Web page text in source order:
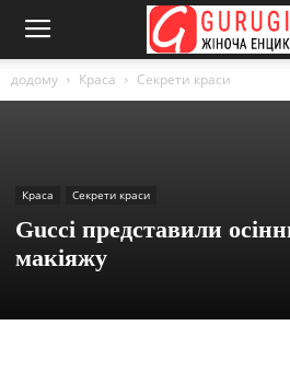
додому Краса Секрети краси
Краса Секрети краси
Gucci представили
макіяжу